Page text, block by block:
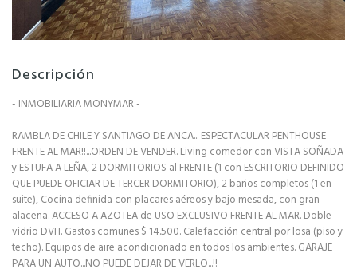
Descripción
- INMOBILIARIA MONYMAR -
RAMBLA DE CHILE Y SANTIAGO DE ANCA... ESPECTACULAR PENTHOUSE
FRENTE AL MAR!!...ORDEN DE VENDER. Living comedor con VISTA SOÑADA
y ESTUFA A LEÑA, 2 DORMITORIOS al FRENTE (1 con ESCRITORIO DEFINIDO
QUE PUEDE OFICIAR DE TERCER DORMITORIO), 2 baños completos (1 en
suite), Cocina definida con placares aéreos y bajo mesada, con gran
alacena. ACCESO A AZOTEA de USO EXCLUSIVO FRENTE AL MAR. Doble
vidrio DVH. Gastos comunes $ 14.500. Calefacción central por losa (piso y
techo). Equipos de aire acondicionado en todos los ambientes. GARAJE
PARA UN AUTO...NO PUEDE DEJAR DE VERLO...!!